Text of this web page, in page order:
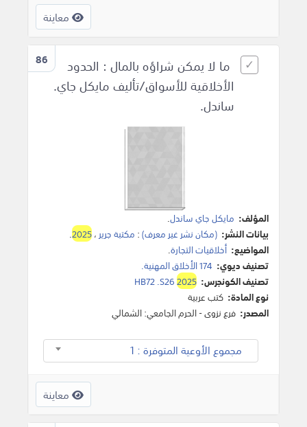
معاينة
86
ما لا يمكن شراؤه بالمال : الحدود
الأخلاقية للأسواق/تأليف مايكل جاي.
ساندل.
المؤلف: مايكل جاي ساندل.
بيانات النشر: (مكان نشر غير معرف): مكتبة جرير ،2025
.
المواضيع: أخلاقيات التجارة.
تصنيف ديوي: 174 الأخلاق المهنية.
تصنيف الكونجرس:
HB72 .S262025
نوع المادة: كتب عربية
المصدر: فرع نزوى - الحرم الجامعي: الشمالي
مجموع الأوعية المتوفرة : 1
معاينة